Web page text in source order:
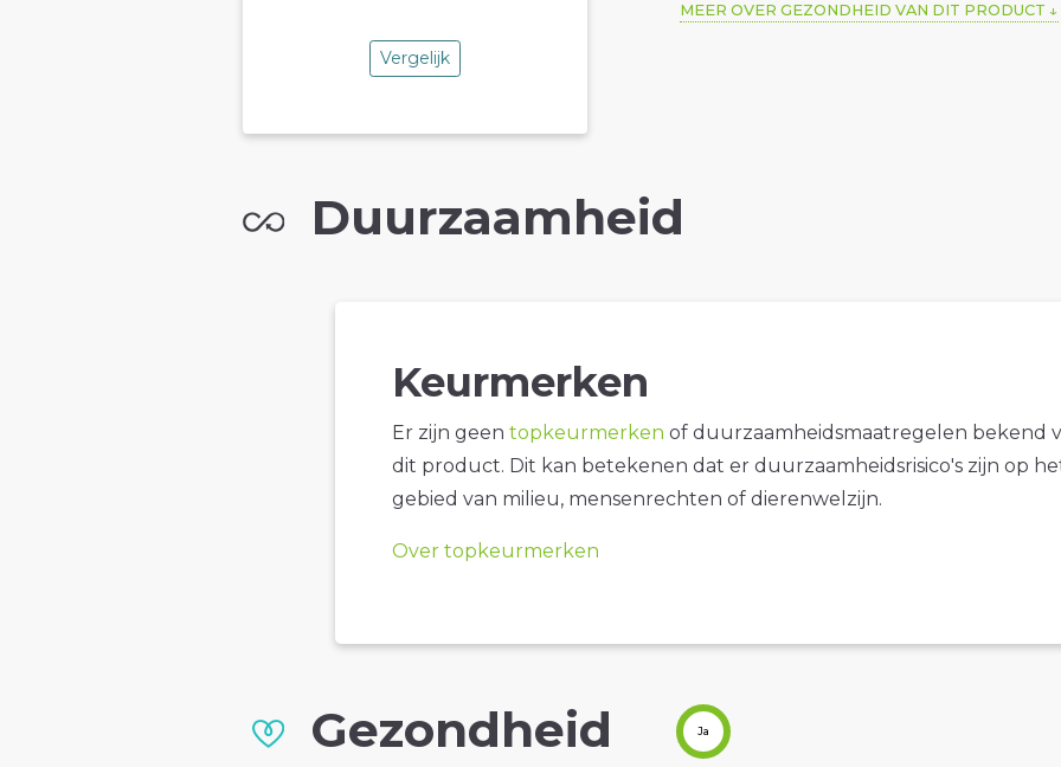
Vergelijk
MEER OVER GEZONDHEID VAN DIT PRODUCT
Duurzaamheid
Keurmerken
Er zijn geen topkeurmerken of duurzaamheidsmaatregelen bekend
dit product. Dit kan betekenen dat er duurzaamheidsrisico's zijn op
gebied van milieu, mensenrechten of dierenwelzijn.
Over topkeurmerken
Gezondheid Ja